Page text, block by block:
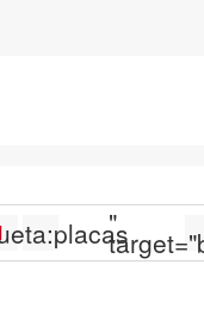
placas
"